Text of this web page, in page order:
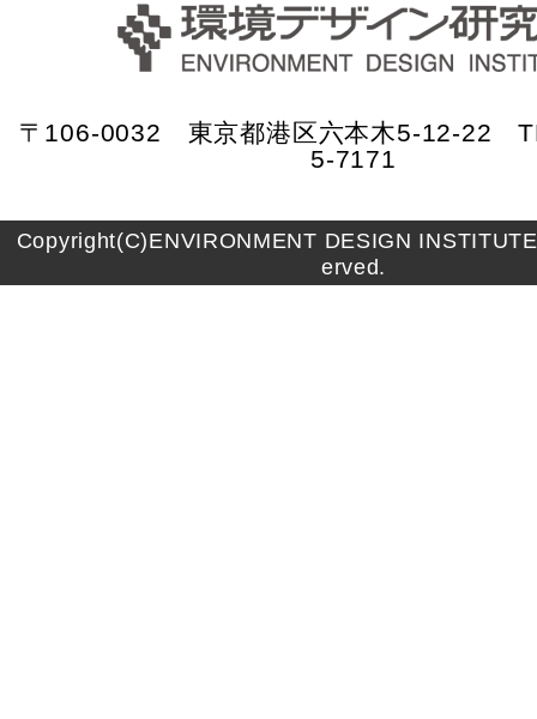
〒106-0032 東京都港区六本木5-12-22
5-7171
Copyright(C)ENVIRONMENT DESIGN
erved.